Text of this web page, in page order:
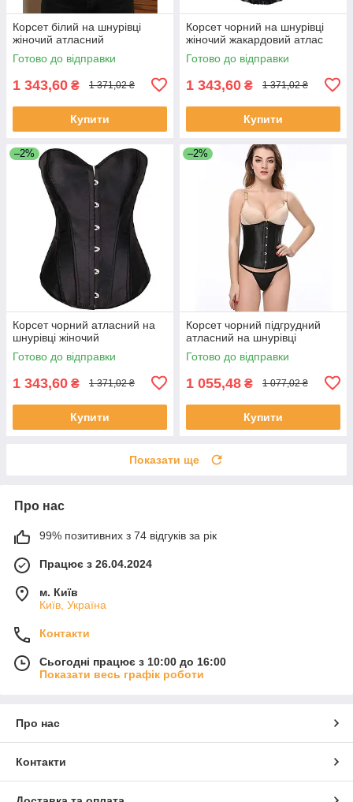
Корсет білий на шнурівці
жіночий атласний
Готово до відправки
1 343,60 ₴ 1 371,02 ₴
Купити
Корсет чорний на шнурівці
жіночий жакардовий атлас
Готово до відправки
1 343,60 ₴ 1 371,02 ₴
Купити
–2%
Корсет чорний атласний на
шнурівці жіночий
Готово до відправки
1 343,60 ₴ 1 371,02 ₴
Купити
–2%
Корсет чорний підгрудний
атласний на шнурівці
Готово до відправки
1 055,48 ₴ 1 077,02 ₴
Купити
Показати ще
Про нас
99% позитивних з 74 відгуків за рік
Працює з 26.04.2024
м. Київ
Київ, Україна
Контакти
Сьогодні працює з 10:00 до 16:00
Показати весь графік роботи
Про нас
Контакти